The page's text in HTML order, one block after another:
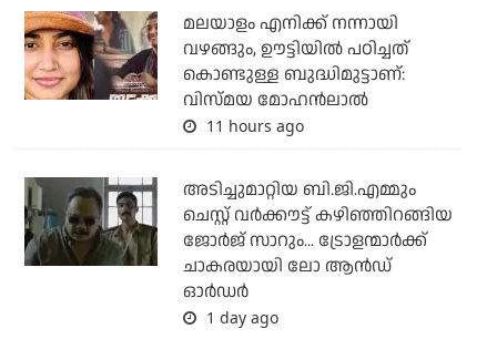
മലയാളം എനിക്ക് നന്നായി
വഴങ്ങും, ഊട്ടിയില്‍ പഠിച്ചത്
കൊണ്ടുള്ള ബുദ്ധിമുട്ടാണ്:
വിസ്മയ മോഹന്‍ലാല്‍
11 hours ago
അടിച്ചുമാറ്റിയ ബി.ജി.എമ്മും
ചെസ്റ്റ് വര്‍ക്കൗട്ട് കഴിഞ്ഞിറങ്ങിയ
ജോര്‍ജ് സാറും... ട്രോളന്മാര്‍ക്ക്
ചാകരയായി ലോ ആന്‍ഡ്
ഓര്‍ഡര്‍
1 day ago